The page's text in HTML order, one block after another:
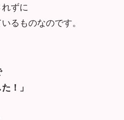
ずに
るものなのです。
！」